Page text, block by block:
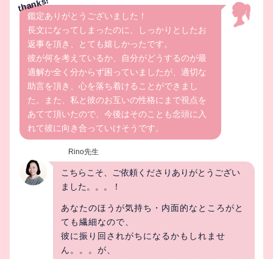
鑑定ありがとうございました！
長文になってしまったのに、しっかりとしたお
返事を頂き、とても嬉しかったです。
彼が何を考えているか、自分がどうするのが最
適解か全く分からず困っていましたが、適切な
助言を頂き、心を落ち着けることができまし
た。また、私と彼のお互いの性格にまで視点を
あてて頂いたので、今後はそのことも念頭に入
れて彼に向き合っていけそうです。
Rino先生
こちらこそ、ご依頼くださりありがとうござい
ました。。。！
あなたのほうが気持ち・内面的なところがと
ても繊細なので、
彼に振り回されがちになるかもしれませ
ん。。。が、